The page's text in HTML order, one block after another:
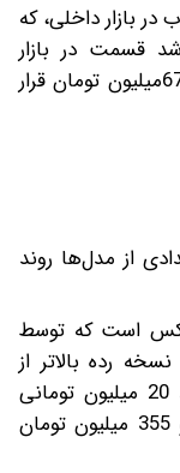
بازار داخلی، که
رشد قسمت در بازار
داخلی شده است هم اکنون در محدوده 670میلیون تومان قرار
از مدل‌ها روند
است که توسط
رده بالاتر از
تیگو 7 محسوب می‌شود که امروز با رشد 20 میلیون تومانی
همسو با نرخ دلار به قیمت سه میلیارد و 355 میلیون تومان